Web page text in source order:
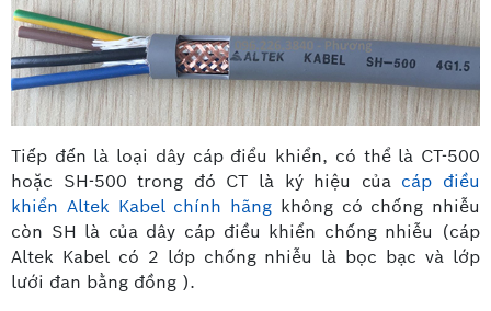
Tiếp đến là loại dây cáp điểu khiển, có thể là CT-500
hoặc SH-500 trong đó CT là ký hiệu của cáp điều
khiển Altek Kabel chính hãng không có chống nhiễu
còn SH là của dây cáp điều khiển chống nhiễu (cáp
Altek Kabel có 2 lớp chống nhiễu là bọc bạc và lớp
lưới đan bằng đồng ).